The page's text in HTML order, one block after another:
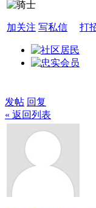
加关注 写私信 打
发帖 回复
« 返回列表